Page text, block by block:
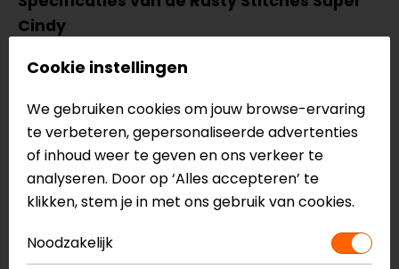
Cindy
Urban
Gemaakt van Conyl, nylon en spandex
Hoge taille
Knox Micro-Lock knie- en heupprotectoren
Protectoren zijn uitneembaar vanaf de
buitenzijde
Knieprotectoren zijn verstelbaar in hoogte
Zakken op de voor- en achterzijde
Cookie instellingen
We gebruiken cookies om jouw browse-ervaring
te verbeteren, gepersonaliseerde advertenties
of inhoud weer te geven en ons verkeer te
analyseren. Door op ‘Alles accepteren’ te
klikken, stem je in met ons gebruik van cookies.
Noodzakelijk